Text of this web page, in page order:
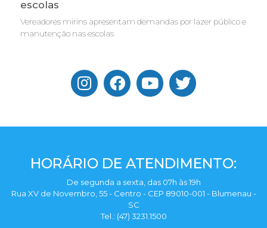
escolas
Vereadores mirins apresentam demandas por lazer público e
manutenção nas escolas
HORÁRIO DE ATENDIMENTO:
De segunda a sexta, das 07h às 19h
Rua XV de Novembro, 55 - Centro - CEP 89010-001 - Blumenau -
SC
Tel.: (47) 3231.1500